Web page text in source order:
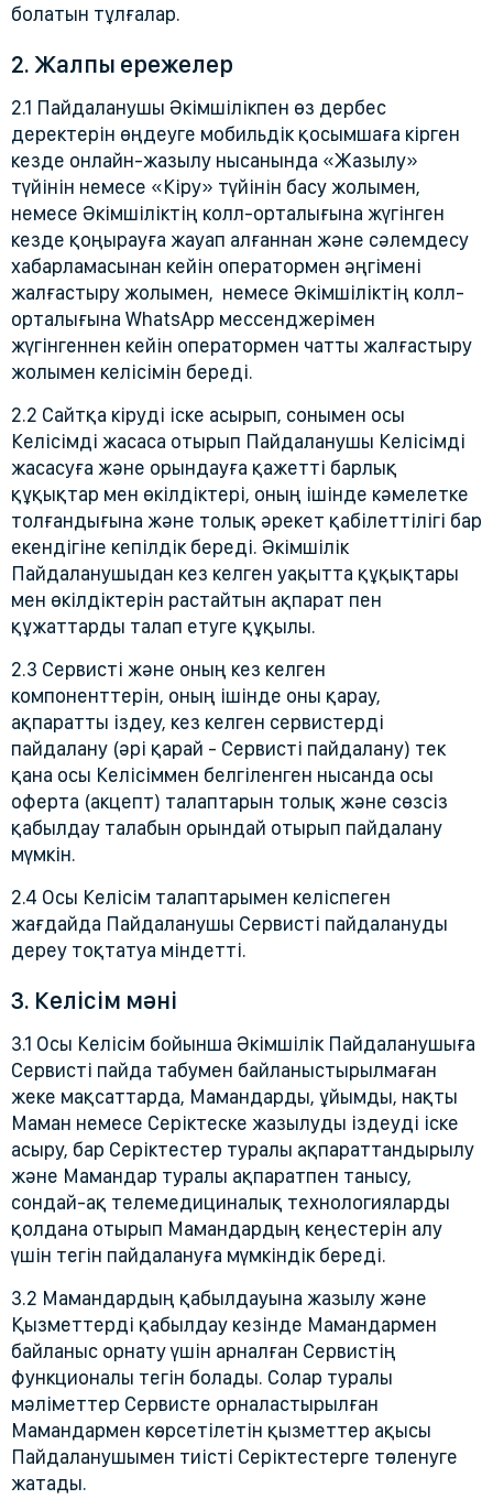
болатын тұлғалар.
2. Жалпы ережелер
2.1 Пайдаланушы Әкімшілікпен өз дербес
деректерін өңдеуге мобильдік қосымшаға кірген
кезде онлайн-жазылу нысанында «Жазылу»
түйінін немесе «Кіру» түйінін басу жолымен,
немесе Әкімшіліктің колл-орталығына жүгінген
кезде қоңырауға жауап алғаннан және сәлемдесу
хабарламасынан кейін оператормен әңгімені
жалғастыру жолымен, немесе Әкімшіліктің колл-
орталығына WhatsApp мессенджерімен
жүгінгеннен кейін оператормен чатты жалғастыру
жолымен келісімін береді.
2.2 Сайтқа кіруді іске асырып, сонымен осы
Келісімді жасаса отырып Пайдаланушы Келісімді
жасасуға және орындауға қажетті барлық
құқықтар мен өкілдіктері, оның ішінде кәмелетке
толғандығына және толық әрекет қабілеттілігі бар
екендігіне кепілдік береді. Әкімшілік
Пайдаланушыдан кез келген уақытта құқықтары
мен өкілдіктерін растайтын ақпарат пен
құжаттарды талап етуге құқылы.
2.3 Сервисті және оның кез келген
компоненттерін, оның ішінде оны қарау,
ақпаратты іздеу, кез келген сервистерді
пайдалану (әрі қарай - Сервисті пайдалану) тек
қана осы Келісіммен белгіленген нысанда осы
оферта (акцепт) талаптарын толық және сөзсіз
қабылдау талабын орындай отырып пайдалану
мүмкін.
2.4 Осы Келісім талаптарымен келіспеген
жағдайда Пайдаланушы Сервисті пайдалануды
дереу тоқтатуа міндетті.
3. Келісім мәні
3.1 Осы Келісім бойынша Әкімшілік Пайдаланушыға
Сервисті пайда табумен байланыстырылмаған
жеке мақсаттарда, Мамандарды, ұйымды, нақты
Маман немесе Серіктеске жазылуды іздеуді іске
асыру, бар Серіктестер туралы ақпараттандырылу
және Мамандар туралы ақпаратпен танысу,
сондай-ақ телемедициналық технологияларды
қолдана отырып Мамандардың кеңестерін алу
үшін тегін пайдалануға мүмкіндік береді.
3.2 Мамандардың қабылдауына жазылу және
Қызметтерді қабылдау кезінде Мамандармен
байланыс орнату үшін арналған Сервистің
функционалы тегін болады. Солар туралы
мәліметтер Сервисте орналастырылған
Мамандармен көрсетілетін қызметтер ақысы
Пайдаланушымен тиісті Серіктестерге төленуге
жатады.